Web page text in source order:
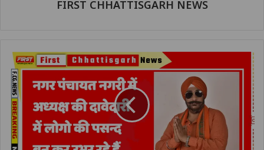
FIRST CHHATTISGARH NEWS